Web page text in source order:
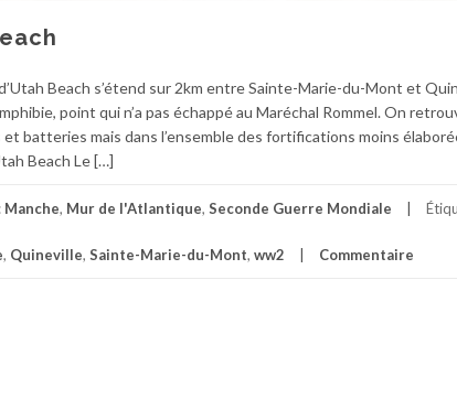
Beach s’étend sur 2km entre Sainte-Marie-du-Mont et
point qui n’a pas échappé au Maréchal Rommel. On
batteries mais dans l’ensemble des fortifications moins
Beach Le […]
Manche, Mur de l'Atlantique, Seconde Guerre Mondiale
, Quineville, Sainte-Marie-du-Mont, ww2 Commentaire